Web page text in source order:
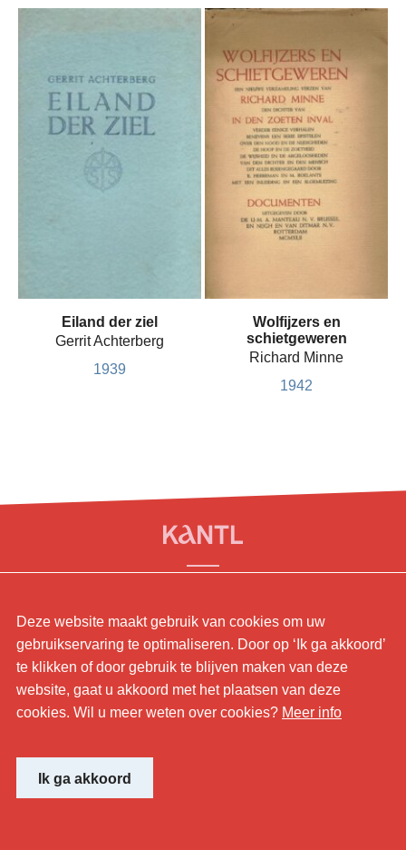
Eiland der ziel
Gerrit Achterberg
1939
Wolfijzers en
schietgeweren
Richard Minne
1942
Contact.
Disclaimer.
Privaybeleid.
Deze website maakt gebruik van cookies om uw
gebruikservaring te optimaliseren. Door op ‘Ik ga akkoord’
te klikken of door gebruik te blijven maken van deze
website, gaat u akkoord met het plaatsen van deze
cookies. Wil u meer weten over cookies? Meer info
Ik ga akkoord